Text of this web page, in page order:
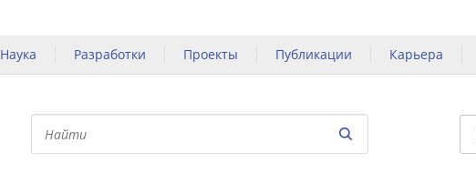
Наука Разработки Проекты Публикации Карьера